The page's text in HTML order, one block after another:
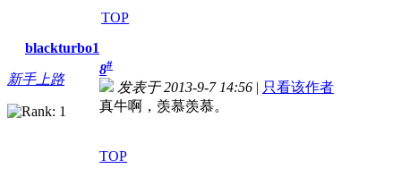
TOP
blackturbo1
新手上路
8#
发表于 2013-9-7 14:56 | 只看该作者
真牛啊，羡慕羡慕。
TOP